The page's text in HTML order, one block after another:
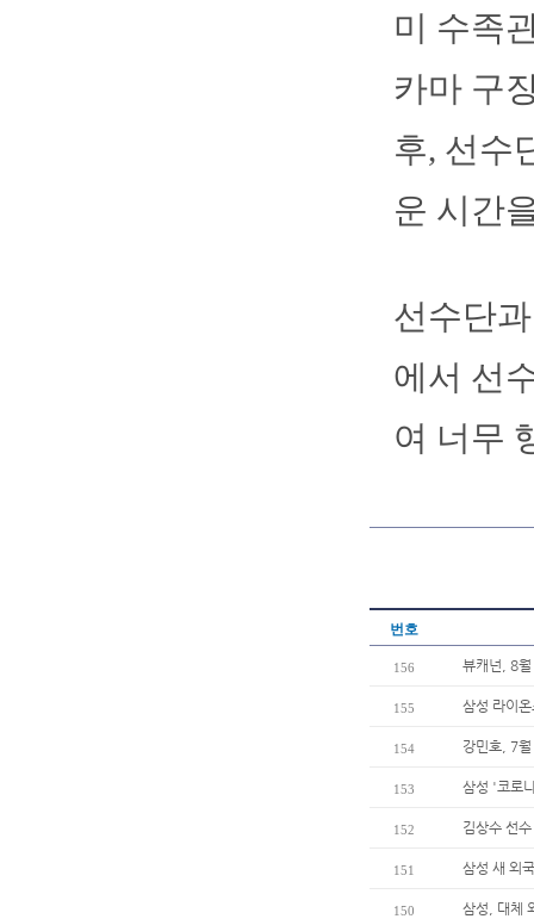
미 수족
카마 구
후, 선수
운 시간
선수단
에서 선
여 너무
번호
156 뷰캐넌, 8
155 삼성 라이
154 강민호, 7
153 삼성 '코로
152 김상수 선
151 삼성 새 외
150 삼성, 대체